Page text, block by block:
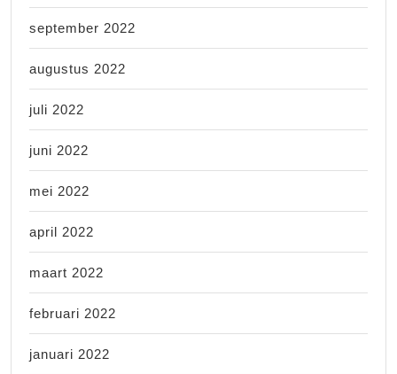
september 2022
augustus 2022
juli 2022
juni 2022
mei 2022
april 2022
maart 2022
februari 2022
januari 2022